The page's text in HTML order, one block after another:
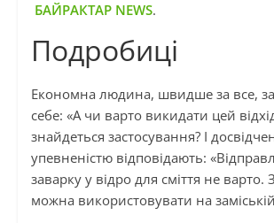
БАЙРАКТАР NEWS.
Подробиці
Економна людина, швидше за все,
себе: «А чи варто викидати цей
знайдеться застосування? І
упевненістю відповідають:
заварку у відро для сміття не
можна використовувати на заміській